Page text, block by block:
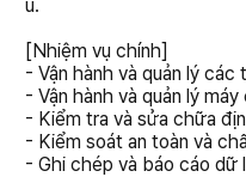
u.
[Nhiệm vụ chính]
- Vận hành và quản lý
- Vận hành và quản lý
- Kiểm tra và sửa chữa
- Kiểm soát an toàn và
- Ghi chép và báo cáo dữ